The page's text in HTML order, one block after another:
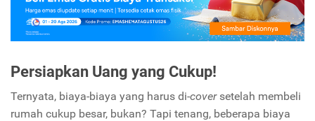
Persiapkan Uang yang Cukup!
Ternyata, biaya-biaya yang harus di-coversetelah membeli
rumah cukup besar, bukan? Tapi tenang, beberapa biaya